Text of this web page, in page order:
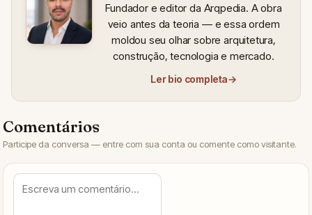
Fundador e editor da Arqpedia. A obra
veio antes da teoria — e essa ordem
moldou seu olhar sobre arquitetura,
construção, tecnologia e mercado.
Ler bio completa→